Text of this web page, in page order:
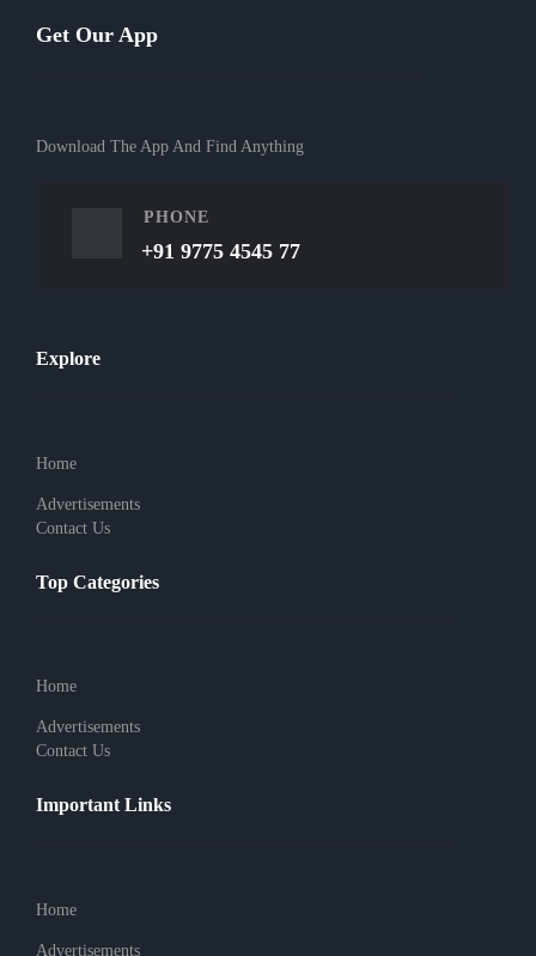
Get Our App
Download The App And Find Anything
PHONE
+91 9775 4545 77
Explore
Home
Advertisements
Contact Us
Top Categories
Home
Advertisements
Contact Us
Important Links
Home
Advertisements